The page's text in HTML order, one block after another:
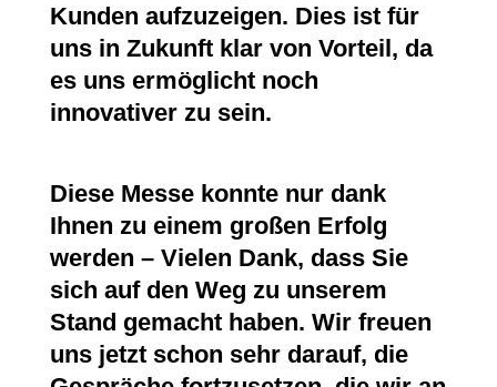
Kunden aufzuzeigen. Dies ist für
uns in Zukunft klar von Vorteil, da
es uns ermöglicht noch
innovativer zu sein.
Diese Messe konnte nur dank
Ihnen zu einem großen Erfolg
werden – Vielen Dank, dass Sie
sich auf den Weg zu unserem
Stand gemacht haben. Wir freuen
uns jetzt schon sehr darauf, die